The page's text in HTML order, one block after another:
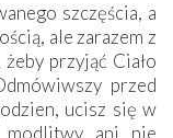
szczęścia, a
ale zarazem z
przyjąć Ciało
przed
ucisz się w
ani nie